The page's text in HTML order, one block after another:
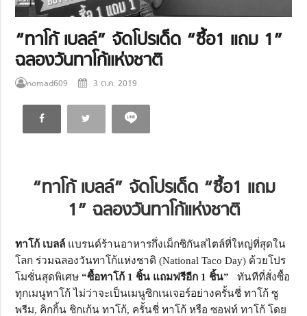
“ทาโก้ เบลล์” จัดโปรเด็ด “ซื้อ1 แถม 1”
ฉลองวันทาโก้แห่งชาติ
nomad609 3 ต.ค. 2019
“ทาโก้ เบลล์” จัดโปรเด็ด “ซื้อ1 แถม
1” ฉลองวันทาโก้แห่งชาติ
ทาโก้ เบลล์ แบรนด์ร้านอาหารกึ่งเม็กซิกันสไตล์ที่ใหญ่ที่สุดใน
โลก ร่วมฉลองวันทาโก้แห่งชาติ (National Taco Day) ด้วยโปร
โมชั่นสุดพิเศษ“ซื้อทาโก้ 1 ชิ้น แถมฟรีอีก 1 ชิ้น” ทันทีที่สั่งซื้อ
ทุกเมนูทาโก้ ไม่ว่าจะเป็นเมนูซิกเนเจอร์อย่างครั้นชี่ ทาโก้ ซู
พรีม, คิกกิ้น ชิกเก้น ทาโก้, ครั้นชี่ ทาโก้ หรือ ซอฟท์ ทาโก้ โดย